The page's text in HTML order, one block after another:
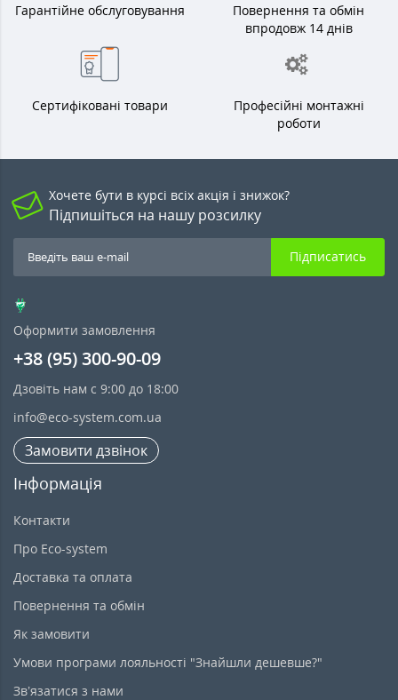
Гарантійне обслуговування
Повернення та обмін
впродовж 14 днів
Сертифіковані товари
Професійні монтажні
роботи
Хочете бути в курсі всіх акція і знижок?
Підпишіться на нашу розсилку
Підписатись
Оформити замовлення
+38 (95) 300-90-09
Дзовіть нам с 9:00 до 18:00
info@eco-system.com.ua
Замовити дзвінок
Інформація
Контакти
Про Eco-system
Доставка та оплата
Повернення та обмін
Як замовити
Умови програми лояльності "Знайшли дешевше?"
Зв’язатися з нами